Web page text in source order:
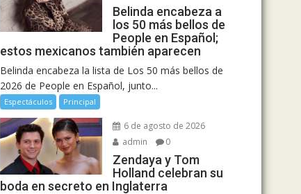
Belinda encabeza a
los 50 más bellos de
People en Español;
estos mexicanos también aparecen
Belinda encabeza la lista de Los 50 más bellos de
2026 de People en Español, junto...
Espectáculos Principal
6 de agosto de 2026
admin
0
Zendaya y Tom
Holland celebran su
boda en secreto en Inglaterra